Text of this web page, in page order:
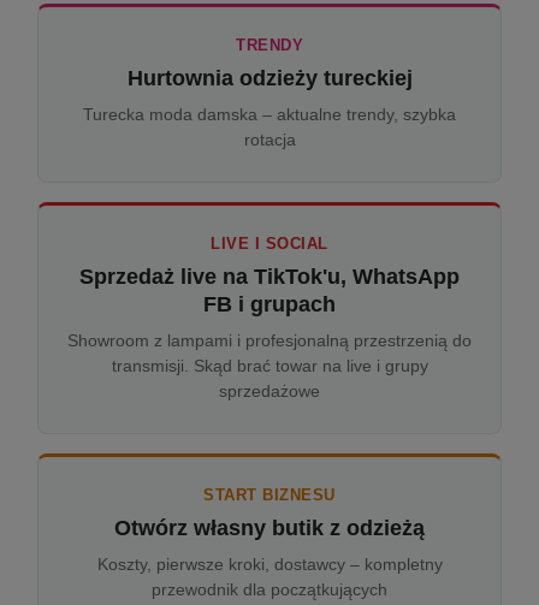
TRENDY
Hurtownia odzieży tureckiej
Turecka moda damska – aktualne trendy, szybka
rotacja
LIVE I SOCIAL
Sprzedaż live na TikTok'u, WhatsApp
FB i grupach
Showroom z lampami i profesjonalną przestrzenią do
transmisji. Skąd brać towar na live i grupy
sprzedażowe
START BIZNESU
Otwórz własny butik z odzieżą
Koszty, pierwsze kroki, dostawcy – kompletny
przewodnik dla początkujących